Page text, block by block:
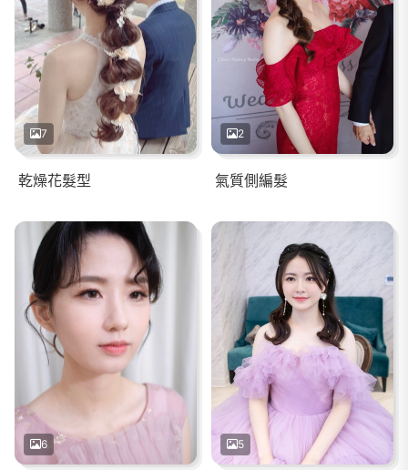
7
乾燥花髮型
2
氣質側編髮
6 5